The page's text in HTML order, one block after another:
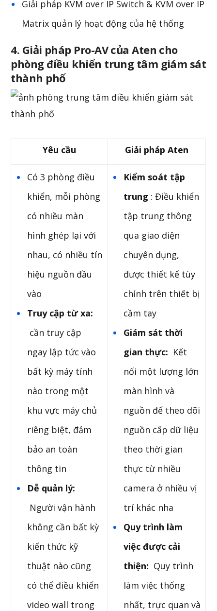
Giải pháp KVM over IP Switch & KVM over IP
Matrix quản lý hoạt động của hệ thống
4. Giải pháp Pro-AV của Aten cho
phòng điều khiển trung tâm giám sát
thành phố
Yêu cầu Giải pháp Aten
Có 3 phòng điều
khiển, mỗi phòng
có nhiều màn
hình ghép lại với
nhau, có nhiều tín
hiệu nguồn đầu
vào
Truy cập từ xa:
cần truy cập
ngay lập tức vào
bất kỳ máy tính
nào trong một
khu vực máy chủ
riêng biệt, đảm
bảo an toàn
thông tin
Dễ quản lý:
Người vận hành
không cần bất kỳ
kiến ​​thức kỹ
thuật nào cũng
có thể điều khiển
video wall trong
Kiểm soát tập
trung : Điều khiển
tập trung thông
qua giao diện
chuyên dụng,
được thiết kế tùy
chỉnh trên thiết bị
cầm tay
Giám sát thời
gian thực: Kết
nối một lượng lớn
màn hình và
nguồn để theo dõi
nguồn cấp dữ liệu
theo thời gian
thực từ nhiều
camera ở nhiều vị
trí khác nha
Quy trình làm
việc được cải
thiện: Quy trình
làm việc thống
nhất, trực quan và